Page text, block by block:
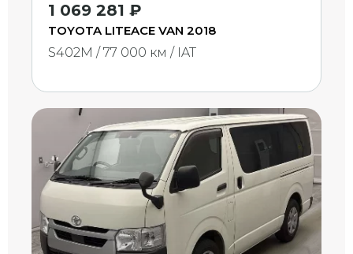
1 069 281 ₽
TOYOTA LITEACE VAN 2018
S402M / 77 000 км / IAT